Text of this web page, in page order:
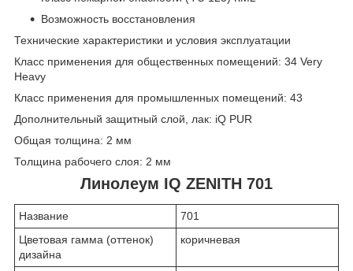
Возможность восстановления
Технические характеристики и условия эксплуатации
Класс применения для общественных помещений: 34 Very
Heavy
Класс применения для промышленных помещений: 43
Дополнительный защитный слой, лак: iQ PUR
Общая толщина: 2 мм
Толщина рабочего слоя: 2 мм
Линолеум IQ ZENITH 701
Название
701
Цветовая гамма (оттенок)
дизайна
коричневая